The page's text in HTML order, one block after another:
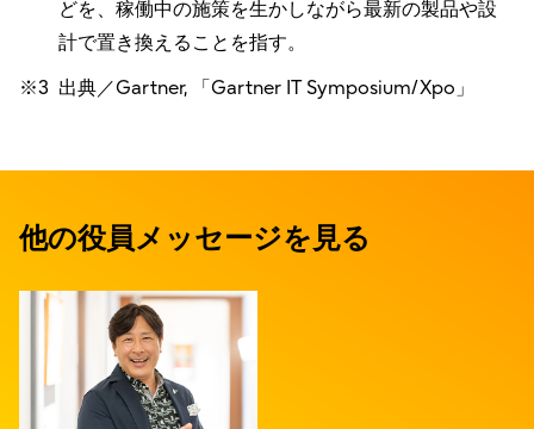
どを、稼働中の施策を生かしながら最新の製品や設
計で置き換えることを指す。
※3 出典／Gartner, 「Gartner IT Symposium/Xpo」
他の役員メッセージを見る